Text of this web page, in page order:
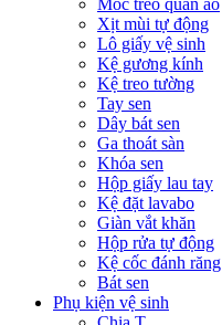
Móc treo quần áo
Xịt mùi tự động
Lô giấy vệ sinh
Kệ gương kính
Kệ treo tường
Tay sen
Dây bát sen
Ga thoát sàn
Khóa sen
Hộp giấy lau tay
Kệ đặt lavabo
Giàn vắt khăn
Hộp rửa tự động
Kệ cốc đánh răng
Bát sen
Phụ kiện vệ sinh